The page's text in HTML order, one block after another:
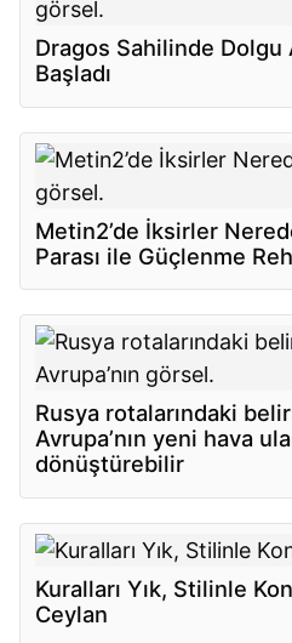
Dragos Sahilinde Dolgu
Başladı
Metin2’de İksirler
Parası ile Güçlenme
Rusya rotalarındaki
Avrupa’nın yeni hava
dönüştürebilir
Kuralları Yık, Stilinle
Ceylan